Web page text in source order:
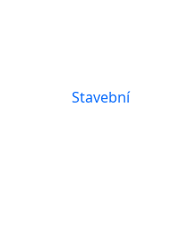
Stavební